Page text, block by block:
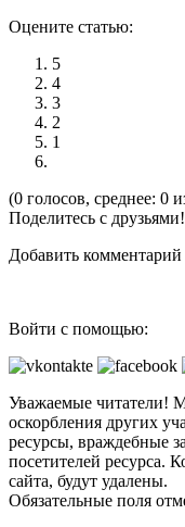
Оцените статью:
5
4
3
2
1
(0 голосов, среднее: 0
Поделитесь с друзьями!
Добавить комментарий
Войти с помощью:
Уважаемые читатели!
оскорбления других
ресурсы, враждебные
посетителей ресурса.
сайта, будут удалены.
Обязательные поля